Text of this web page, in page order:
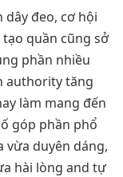
đeo, cơ hội
quần cũng sở
phần nhiều
authority tăng
làm mang đến
góp phần phổ
duyên dáng,
hài lòng and tự